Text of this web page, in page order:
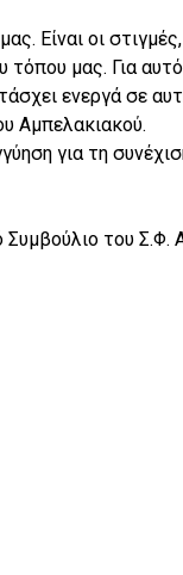
Είναι οι
μας. Για
ενεργά σε
Αμπελακιακού.
για τη
του Σ.Φ.